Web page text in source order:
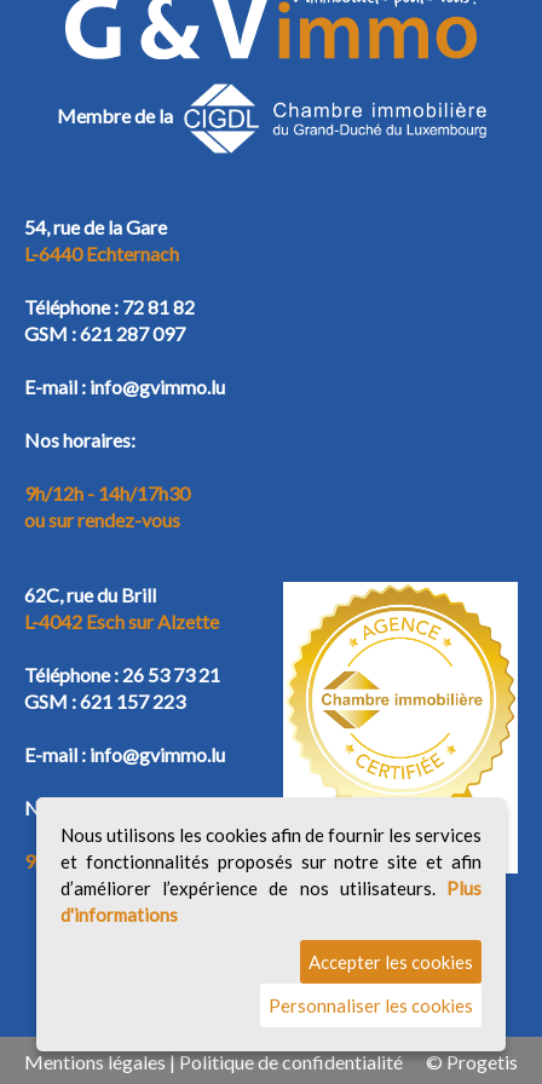
Membre de la
54, rue de la Gare
L-6440 Echternach
Téléphone : 72 81 82
GSM :621 287 097
E-mail : info@gvimmo.lu
Nos horaires:
9h/12h - 14h/17h30
ou sur rendez-vous
62C, rue du Brill
L-4042 Esch sur Alzette
Téléphone : 26 53 73 21
GSM :621 157 223
E-mail : info@gvimmo.lu
Nos horaires:
9h/12h - 14h/18h
Mentions légales|Politique de confidentialité ©Progetis
Nous utilisons les cookies afin de fournir les services
et fonctionnalités proposés sur notre site et afin
d’améliorer l’expérience de nos utilisateurs. Plus
d'informations
Accepter les cookies
Personnaliser les cookies